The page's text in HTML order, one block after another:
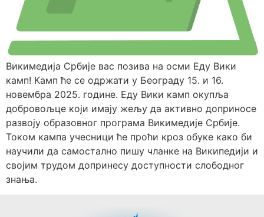
Викимедија Србије вас позива на осми Еду Вики
камп! Камп ће се одржати у Београду 15. и 16.
новембра 2025. године. Еду Вики камп окупља
добровољце који имају жељу да активно доприносе
развоју образовног програма Викимедије Србије.
Током кампа учесници ће проћи кроз обуке како би
научили да самостално пишу чланке на Википедији и
својим трудом допринесу доступности слободног
знања.